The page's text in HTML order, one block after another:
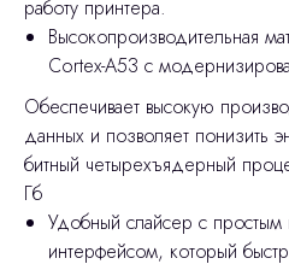
работу принтера.
Высокопроизводительная
Cortex-A53 с
Обеспечивает высокую
данных и позволяет понизить
битный четырехъядерный
Гб
Удобный слайсер с простым
интерфейсом, который